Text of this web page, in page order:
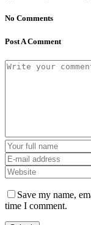
No Comments
Post A Comment
Save my name,
time I comment.